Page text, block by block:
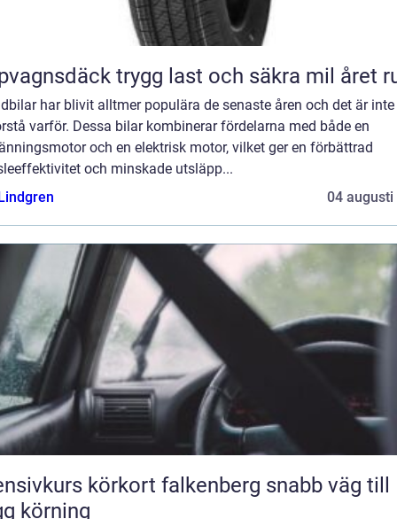
Släpvagnsdäck trygg last och säkra mil året
har blivit alltmer populära de senaste åren och det är
varför. Dessa bilar kombinerar fördelarna med både en
och en elektrisk motor, vilket ger en förbättrad
och minskade utsläpp...
04 augusti
körkort falkenberg snabb väg till
körning